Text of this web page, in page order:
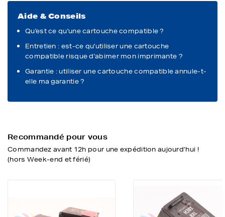
Aide & Conseils
Qu'est ce qu'une cartouche compatible ?
Entretien : est-ce qu'utiliser une cartouche
compatible risque d'abimer mon imprimante ?
Garantie : utiliser une cartouche compatible annule-t-
elle ma garantie ?
Recommandé pour vous
Commandez avant 12h pour une expédition aujourd’hui !
(hors Week-end et férié)